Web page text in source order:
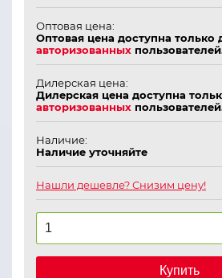
Оптовая цена:
Оптовая цена доступна только
авторизованных
Дилерская цена:
Дилерская цена доступна
авторизованных
Наличие:
Наличие уточняйте
Нашли дешевле? Снизим цену!
Купить